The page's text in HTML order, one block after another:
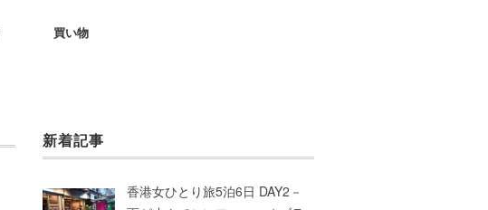
買い物
新着記事
香港女ひとり旅5泊6日 DAY2－